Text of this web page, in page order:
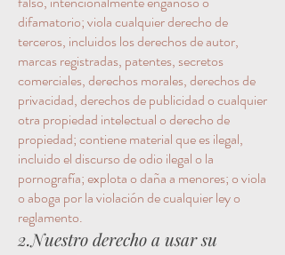
difamatorio; viola cualquier derecho de
terceros, incluidos los derechos de autor,
marcas registradas, patentes, secretos
comerciales, derechos morales, derechos de
privacidad, derechos de publicidad o cualquier
otra propiedad intelectual o derecho de
propiedad; contiene material que es ilegal,
incluido el discurso de odio ilegal o la
pornografía; explota o daña a menores; o viola
o aboga por la violación de cualquier ley o
reglamento.
2.Nuestro derecho a usar su